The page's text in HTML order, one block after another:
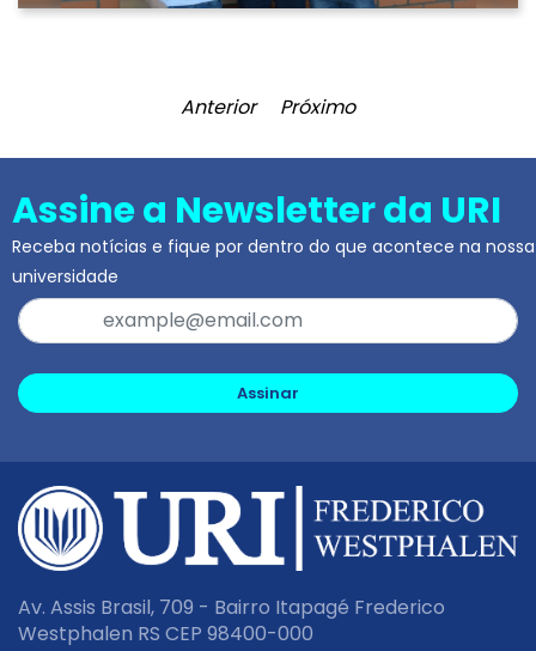
Anterior Próximo
Assine a Newsletter da URI
Receba notícias e fique por dentro do que acontece na nossa
universidade
Assinar
Av. Assis Brasil, 709 - Bairro Itapagé Frederico
Westphalen RS CEP 98400-000